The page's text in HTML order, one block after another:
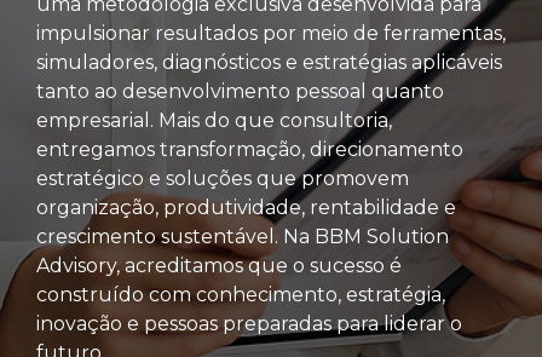
uma metodologia exclusiva desenvolvida para
impulsionar resultados por meio de ferramentas,
simuladores, diagnósticos e estratégias aplicáveis
tanto ao desenvolvimento pessoal quanto
empresarial. Mais do que consultoria,
entregamos transformação, direcionamento
estratégico e soluções que promovem
organização, produtividade, rentabilidade e
crescimento sustentável. Na BBM Solution
Advisory, acreditamos que o sucesso é
construído com conhecimento, estratégia,
inovação e pessoas preparadas para liderar o